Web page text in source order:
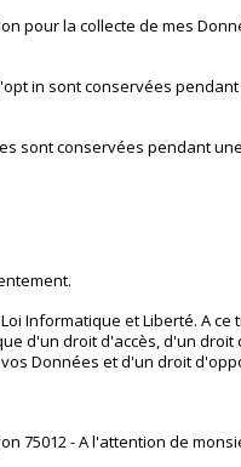
pour la collecte de mes
in sont conservées
sont conservées pendant
Informatique et Liberté. A
d'un droit d'accès, d'un droit
Données et d'un droit
75012 - A l'attention de